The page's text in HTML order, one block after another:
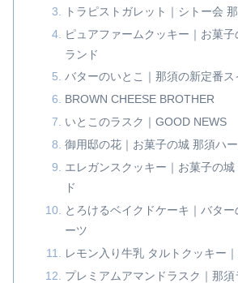
トラピストガレット｜シトー会
ピュアファームクッキー｜お菓子
ランド
バターのいとこ｜那須の新定番ス
BROWN CHEESE BROTHER
いとこのラスク｜GOOD NEWS
御用邸の花｜お菓子の城 那須ハ
エレガンスクッキー｜お菓子の
ド
とろけるベイクドケーキ｜バター
ーツ
レモン入り牛乳 タルトクッキー
プレミアムアマンドラスク｜那須